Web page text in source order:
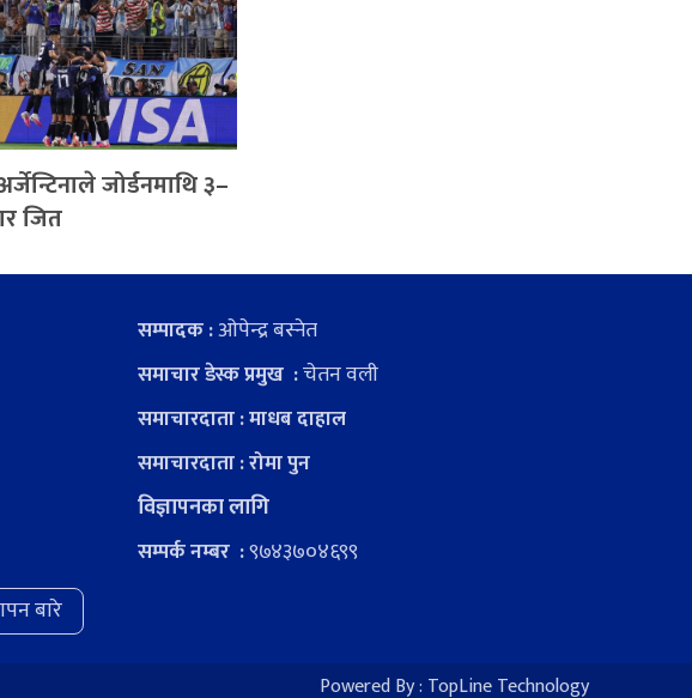
जोर्डनमाथि ३–
जित
सम्पादक :ओपेन्द्र बस्नेत
समाचार डेस्क प्रमुख :चेतन वली
समाचारदाता : माधब दाहाल
समाचारदाता : रोमा पुन
विज्ञापनका लागि
सम्पर्क नम्बर :९७४३७०४६९९
बारे
Powered By : TopLine Technology